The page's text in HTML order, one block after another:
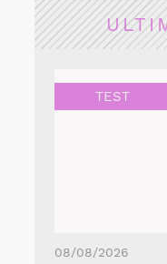
TEST
08/08/2026